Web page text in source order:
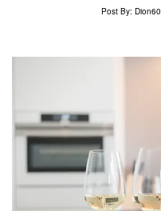
Post By: Dion60